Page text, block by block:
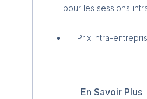
pour les sessions
Prix intra-
En Savoir Plus